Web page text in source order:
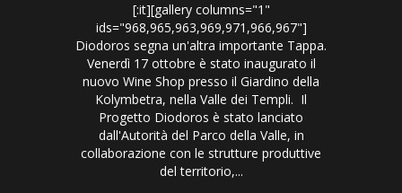
[:it][gallery columns="1"
ids="968,965,963,969,971,966,967"]
Diodoros segna un'altra importante Tappa.
Venerdì 17 ottobre è stato inaugurato il
nuovo Wine Shop presso il Giardino della
Kolymbetra, nella Valle dei Templi. Il
Progetto Diodoros è stato lanciato
dall'Autorità del Parco della Valle, in
collaborazione con le strutture produttive
del territorio,...